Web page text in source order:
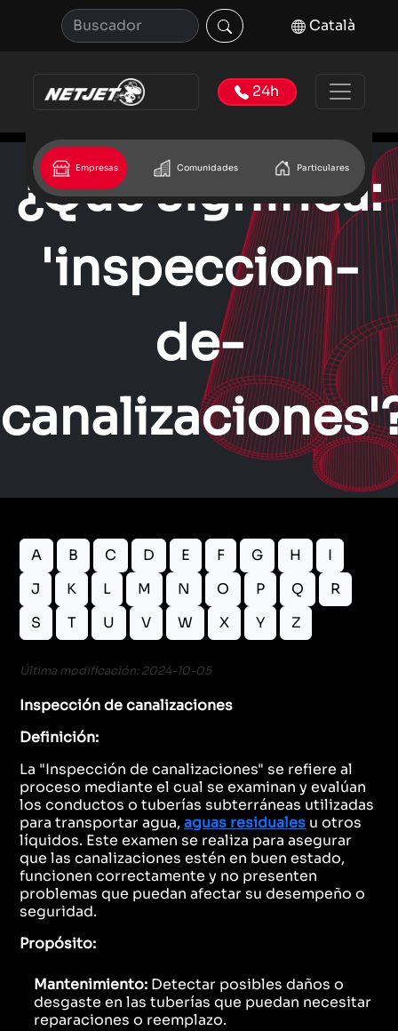
Català
24h
Empresas Comunidades Particulares
¿Que significa:
'inspeccion-
de-
A B C D E F G H
I
J
K L M N O P Q
R
S
T U V W X Y Z
Última modificación: 2024-10-05
Inspección de canalizaciones
Definición:
La "Inspección de canalizaciones" se refiere al
proceso mediante el cual se examinan y evalúan
los conductos o tuberías subterráneas utilizadas
para transportar agua,aguas residuales u otros
líquidos. Este examen se realiza para asegurar
que las canalizaciones estén en buen estado,
funcionen correctamente y no presenten
problemas que puedan afectar su desempeño o
seguridad.
Propósito:
Mantenimiento: Detectar posibles daños o
desgaste en las tuberías que puedan necesitar
reparaciones o reemplazo.